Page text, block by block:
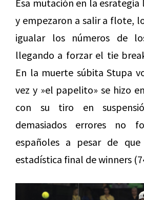
Esa mutación en la
y empezaron a salir a flote,
igualar los números de
llegando a forzar el tie
En la muerte súbita Stupa
vez y »el papelito» se hizo
con su tiro en
demasiados errores no
españoles a pesar de
estadística final de winners